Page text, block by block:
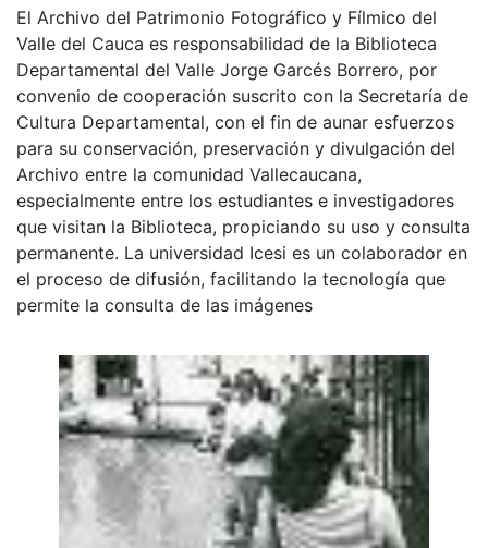
El Archivo del Patrimonio Fotográfico y Fílmico del
Valle del Cauca es responsabilidad de la Biblioteca
Departamental del Valle Jorge Garcés Borrero, por
convenio de cooperación suscrito con la Secretaría de
Cultura Departamental, con el fin de aunar esfuerzos
para su conservación, preservación y divulgación del
Archivo entre la comunidad Vallecaucana,
especialmente entre los estudiantes e investigadores
que visitan la Biblioteca, propiciando su uso y consulta
permanente. La universidad Icesi es un colaborador en
el proceso de difusión, facilitando la tecnología que
permite la consulta de las imágenes